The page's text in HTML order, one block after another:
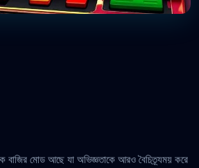
মোড আছে যা অভিজ্ঞতাকে আরও বৈচিত্র্যময় করে